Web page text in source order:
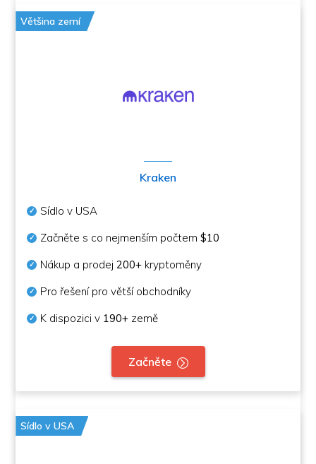
Většina zemí
Kraken
Sídlo v USA
Začněte s co nejmenším počtem$10
Nákup a prodej200+ kryptoměny
Pro řešení pro větší obchodníky
K dispozici v 190+ země
Začněte
Sídlo v USA